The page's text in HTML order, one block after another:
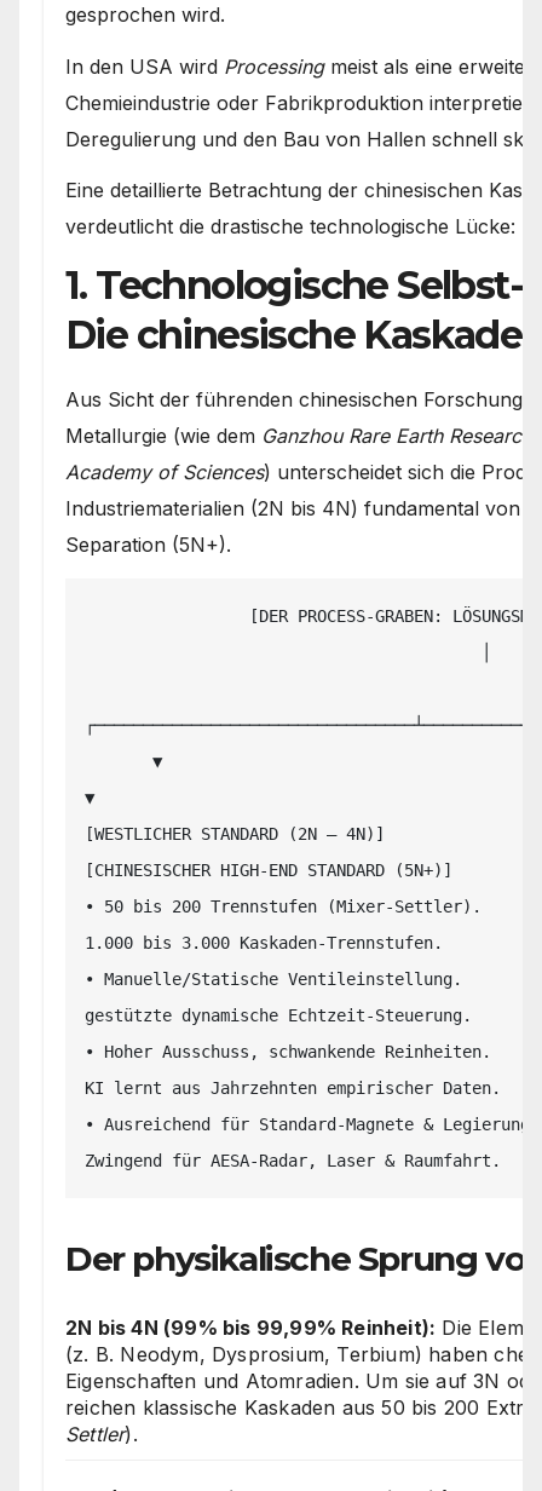
gesprochen wird.
In den USA wird Processingmeist als eine
Chemieindustrie oder Fabrikproduktion
Deregulierung und den Bau von Hallen schnell
Eine detaillierte Betrachtung der chinesischen
verdeutlicht die drastische technologische Lücke:
1. Technologische Selbst-
Die chinesische
Aus Sicht der führenden chinesischen
Metallurgie (wie dem Ganzhou Rare Earth Research
Academy of Sciences) unterscheidet sich die
Industriematerialien (2N bis 4N) fundamental von
Separation (5N+).
▼
[WESTLICHER STANDARD (2N – 4N)]
[CHINESISCHER HIGH-END STANDARD (5N+)]
• 50 bis 200 Trennstufen (Mixer-
1.000 bis 3.000 Kaskaden-Trennstufen.
• Manuelle/Statische Ventileinstellung.
gestützte dynamische Echtzeit-Steuerung.
• Hoher Ausschuss, schwankende
KI lernt aus Jahrzehnten empirischer Daten.
• Ausreichend für Standard-Magnete &
Der physikalische Sprung
2N bis 4N (99% bis 99,99% Reinheit): Die
(z. B. Neodym, Dysprosium, Terbium) haben
Eigenschaften und Atomradien. Um sie auf 3N
reichen klassische Kaskaden aus 50 bis 200
Settler).